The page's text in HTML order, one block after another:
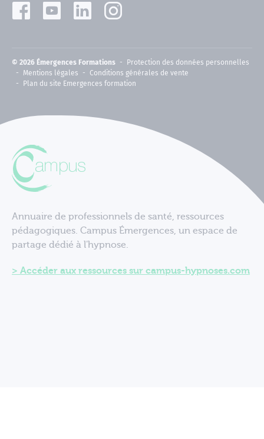
© 2026 Émergences Formations
Protection des données personnelles
Mentions légales
Conditions générales de vente
Plan du site Emergences formation
Annuaire de professionnels de santé, ressources
pédagogiques. Campus Émergences, un espace de
partage dédié à l'hypnose.
Accéder aux ressources sur campus-hypnoses.com